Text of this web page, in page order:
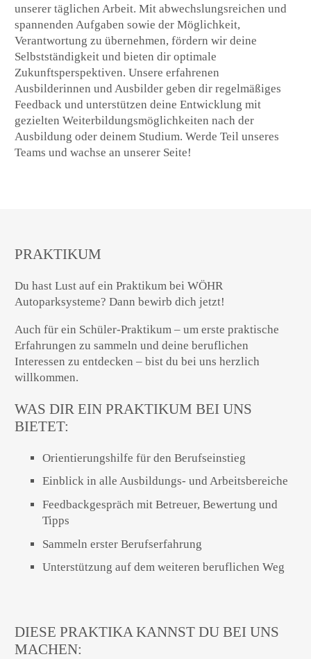
unserer täglichen Arbeit. Mit abwechslungsreichen und
spannenden Aufgaben sowie der Möglichkeit,
Verantwortung zu übernehmen, fördern wir deine
Selbstständigkeit und bieten dir optimale
Zukunftsperspektiven. Unsere erfahrenen
Ausbilderinnen und Ausbilder geben dir regelmäßiges
Feedback und unterstützen deine Entwicklung mit
gezielten Weiterbildungsmöglichkeiten nach der
Ausbildung oder deinem Studium. Werde Teil unseres
Teams und wachse an unserer Seite!
PRAKTIKUM
Du hast Lust auf ein Praktikum bei WÖHR
Autoparksysteme? Dann bewirb dich jetzt!
Auch für ein Schüler-Praktikum – um erste praktische
Erfahrungen zu sammeln und deine beruflichen
Interessen zu entdecken – bist du bei uns herzlich
willkommen.
WAS DIR EIN PRAKTIKUM BEI UNS
BIETET:
Orientierungshilfe für den Berufseinstieg
Einblick in alle Ausbildungs- und Arbeitsbereiche
Feedbackgespräch mit Betreuer, Bewertung und
Tipps
Sammeln erster Berufserfahrung
Unterstützung auf dem weiteren beruflichen Weg
DIESE PRAKTIKA KANNST DU BEI UNS
MACHEN: